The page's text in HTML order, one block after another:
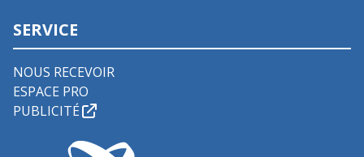
SERVICE
NOUS RECEVOIR
ESPACE PRO
PUBLICITÉ